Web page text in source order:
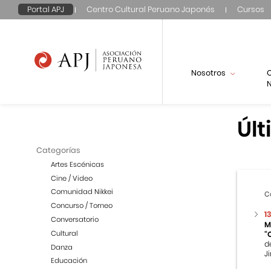
Portal APJ Centro Cultural Peruano Japonés Cursos
Nosotros
Categorías
Artes Escénicas
Cine / Video
Comunidad Nikkei
Concurso / Torneo
Conversatorio
Cultural
Danza
Educación